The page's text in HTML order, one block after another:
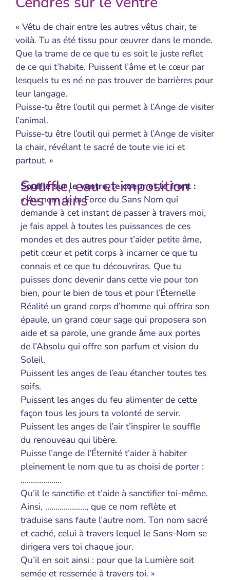
« Vêtu de chair entre les autres vêtus chair, te
voilà. Tu as été tissu pour œuvrer dans le monde.
Que la trame de ce que tu es soit le juste reflet
de ce qui t’habite. Puissent l’âme et le cœur par
lesquels tu es né ne pas trouver de barrières pour
leur langage.
Puisse-tu être l’outil qui permet à l’Ange de visiter
l’animal.
Puisse-tu être l’outil qui permet à l’Ange de visiter
la chair, révélant le sacré de toute vie ici et
partout. »
Souffle, eau et imposition
des mains
Souffle sur le ventre, le coeur et le front​ :
« Au nom de la Force du Sans Nom qui
demande à cet instant de passer à travers moi,
je fais appel à toutes les puissances de ces
mondes et des autres pour t’aider petite âme,
petit cœur et petit corps à incarner ce que tu
connais et ce que tu découvriras. Que tu
puisses donc devenir dans cette vie pour ton
bien, pour le bien de tous et pour l’Éternelle
Réalité un grand corps d’homme qui offrira son
épaule, un grand cœur sage qui proposera son
aide et sa parole, une grande âme aux portes
de l’Absolu qui offre son parfum et vision du
Soleil.
Puissent les anges de l’eau étancher toutes tes
soifs.
Puissent les anges du feu alimenter de cette
façon tous les jours ta volonté de servir.
Puissent les anges de l’air t’inspirer le souffle
du renouveau qui libère.
Puisse l’ange de l’Éternité t’aider à habiter
pleinement le nom que tu as choisi de porter :
………………..
Qu’il le sanctifie et t’aide à sanctifier toi-même.
Ainsi, ……………….., que ce nom reflète et
traduise sans faute l’autre nom. Ton nom sacré
et caché, celui à travers lequel le Sans-Nom se
dirigera vers toi chaque jour.
Qu’il en soit ainsi : pour que la Lumière soit
semée et ressemée à travers toi. »